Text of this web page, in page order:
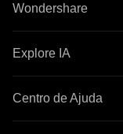
Wondershare
Explore IA
Centro de Ajuda